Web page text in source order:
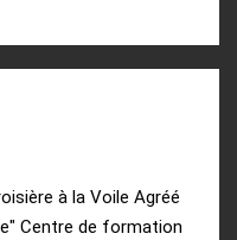
à la Voile Agréé
Centre de formation